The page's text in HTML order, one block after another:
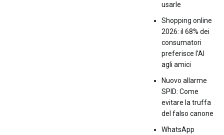
usarle
Shopping online
2026: il 68% dei
consumatori
preferisce l’AI
agli amici
Nuovo allarme
SPID: Come
evitare la truffa
del falso canone
WhatsApp